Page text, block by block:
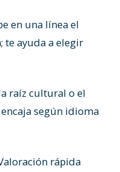
en una línea el
te ayuda a elegir
raíz cultural o el
según idioma
rápida